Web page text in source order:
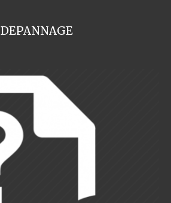
DEPANNAGE